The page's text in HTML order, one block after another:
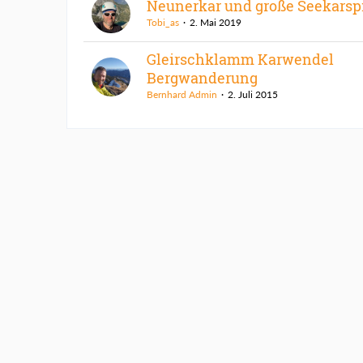
Neunerkar und große
Tobi_as 2. Mai 2019
Gleirschklamm Karwendel
Bergwanderung
Bernhard Admin 2. Juli 2015